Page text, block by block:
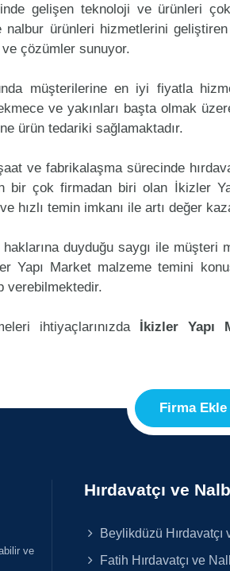
gelişen teknoloji ve ürünleri
nalbur ürünleri hizmetlerini
çözümler sunuyor.
müşterilerine en iyi fiyatla
ve yakınları başta olmak
ürün tedariki sağlamaktadır.
ve fabrikalaşma sürecinde
bir çok firmadan biri olan İkizler
hızlı temin imkanı ile artı değer
duyduğu saygı ile müşteri
Yapı Market malzeme temini
verebilmektedir.
ihtiyaçlarınızda İkizler Yapı
Firma Ekle
ve
Hırdavatçı ve
Beylikdüzü Hırdavatçı
Fatih Hırdavatçı ve